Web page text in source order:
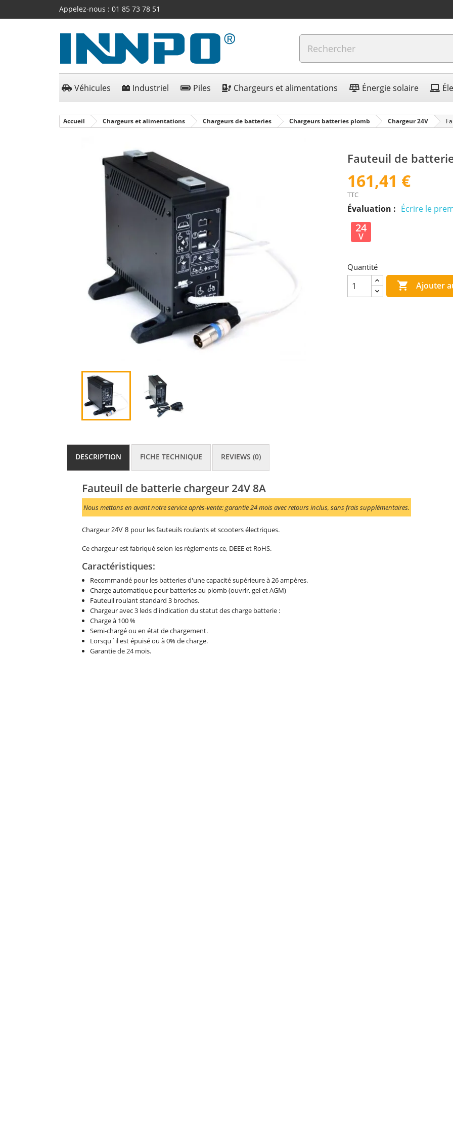
Appelez-nous : 01 85 73 78 51
Véhicules Industriel Piles Chargeurs et alimentations Énergie solaire
Accueil Chargeurs et alimentations Chargeurs de batteries Chargeurs batteries plomb Chargeur 24V
Fauteuil de
161,41 €
TTC
Évaluation : Écrire le
24
V
Quantité
 Ajouter
DESCRIPTION FICHE TECHNIQUE REVIEWS (0)
Fauteuil de batterie chargeur 24V 8A
Nous mettons en avant notre service après-vente: garantie 24 mois avec retours inclus, sans frais supplémentaires.
Chargeur 24V 8 pour les fauteuils roulants et scooters électriques.
Ce chargeur est fabriqué selon les règlements ce, DEEE et RoHS.
Caractéristiques:
Recommandé pour les batteries d'une capacité supérieure à 26 ampères.
Charge automatique pour batteries au plomb (ouvrir, gel et AGM)
Fauteuil roulant standard 3 broches.
Chargeur avec 3 leds d'indication du statut des charge batterie :
Charge à 100 %
Semi-chargé ou en état de chargement.
Lorsqu´il est épuisé ou à 0% de charge.
Garantie de 24 mois.